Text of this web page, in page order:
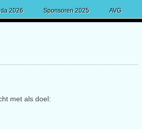
2026 Sponsoren 2025 AVG
met als doel: